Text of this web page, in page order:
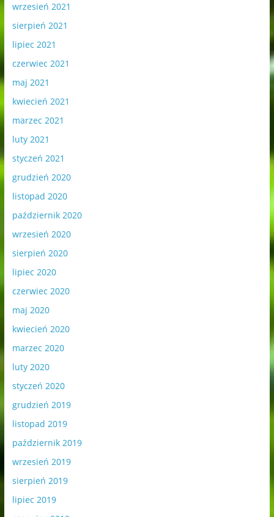
wrzesień 2021
sierpień 2021
lipiec 2021
czerwiec 2021
maj 2021
kwiecień 2021
marzec 2021
luty 2021
styczeń 2021
grudzień 2020
listopad 2020
październik 2020
wrzesień 2020
sierpień 2020
lipiec 2020
czerwiec 2020
maj 2020
kwiecień 2020
marzec 2020
luty 2020
styczeń 2020
grudzień 2019
listopad 2019
październik 2019
wrzesień 2019
sierpień 2019
lipiec 2019